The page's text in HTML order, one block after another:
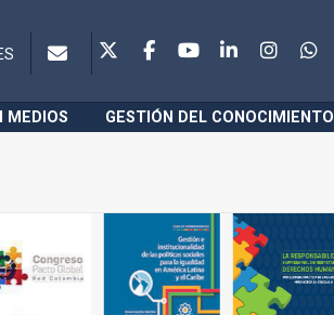
MEDIOS GESTIÓN DEL CONOCIMIENTO